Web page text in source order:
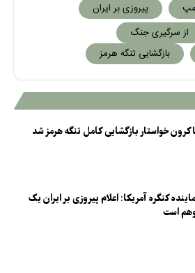
پیروزی بر ایران
از سرگیری جنگ
بازگشایی تنگه هرمز
خواستار بازگشایی کامل تنگه هرمز شد
کنگره آمریکا: اعلام پیروزی بر ایران یک
است